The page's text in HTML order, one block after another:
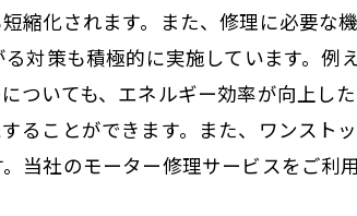
縮化されます。また、修理に必要な
対策も積極的に実施しています。
ついても、エネルギー効率が向上し
ることができます。また、ワンスト
当社のモーター修理サービスをご利